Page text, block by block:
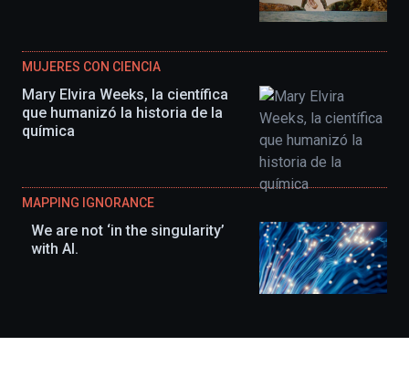
MUJERES CON CIENCIA
Mary Elvira Weeks, la científica
que humanizó la historia de la
química
MAPPING IGNORANCE
We are not ‘in the singularity’
with AI.